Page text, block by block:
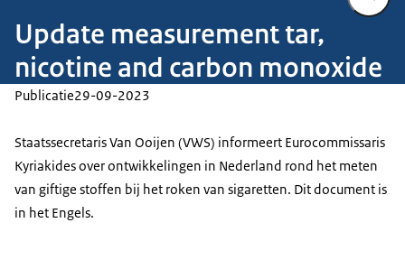
Update measurement tar,
nicotine and carbon monoxide
Publicatie29-09-2023
Staatssecretaris Van Ooijen (VWS) informeert Eurocommissaris
Kyriakides over ontwikkelingen in Nederland rond het meten
van giftige stoffen bij het roken van sigaretten. Dit document is
in het Engels.